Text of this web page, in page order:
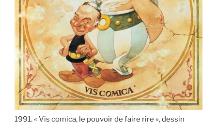
1991. « Vis comica, le pouvoir de faire rire », dessin